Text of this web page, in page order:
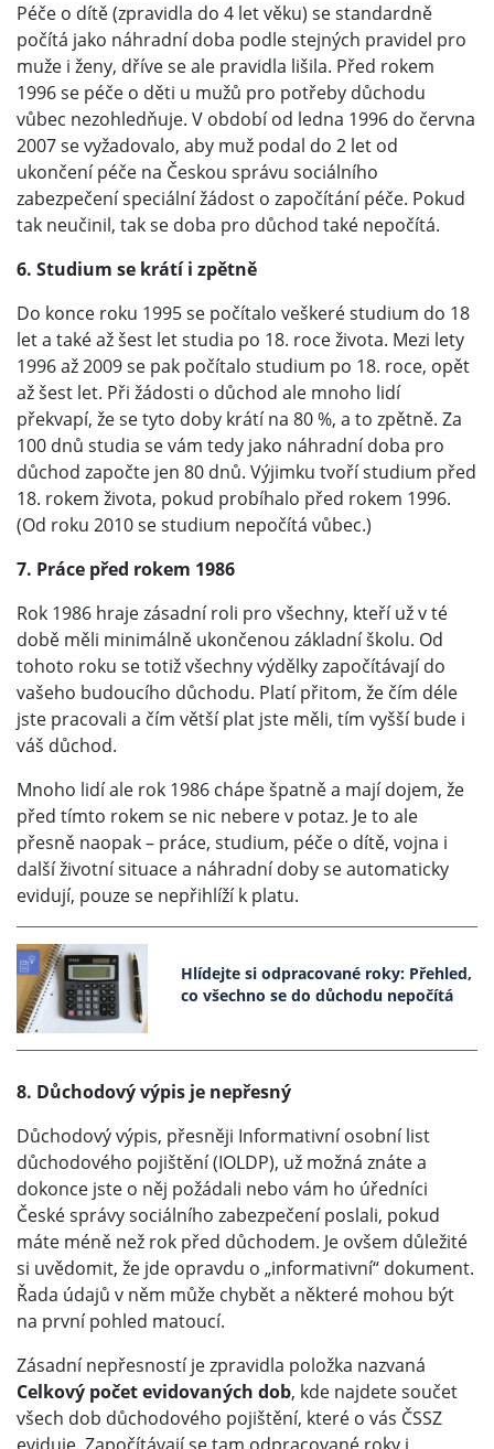
Péče o dítě (zpravidla do 4 let věku) se standardně
počítá jako náhradní doba podle stejných pravidel pro
muže i ženy, dříve se ale pravidla lišila. Před rokem
1996 se péče o děti u mužů pro potřeby důchodu
vůbec nezohledňuje. V období od ledna 1996 do června
2007 se vyžadovalo, aby muž podal do 2 let od
ukončení péče na Českou správu sociálního
zabezpečení speciální žádost o započítání péče. Pokud
tak neučinil, tak se doba pro důchod také nepočítá.
6. Studium se krátí i zpětně
Do konce roku 1995 se počítalo veškeré studium do 18
let a také až šest let studia po 18. roce života. Mezi lety
1996 až 2009 se pak počítalo studium po 18. roce, opět
až šest let. Při žádosti o důchod ale mnoho lidí
překvapí, že se tyto doby krátí na 80 %, a to zpětně. Za
100 dnů studia se vám tedy jako náhradní doba pro
důchod započte jen 80 dnů. Výjimku tvoří studium před
18. rokem života, pokud probíhalo před rokem 1996.
(Od roku 2010 se studium nepočítá vůbec.)
7. Práce před rokem 1986
Rok 1986 hraje zásadní roli pro všechny, kteří už v té
době měli minimálně ukončenou základní školu. Od
tohoto roku se totiž všechny výdělky započítávají do
vašeho budoucího důchodu. Platí přitom, že čím déle
jste pracovali a čím větší plat jste měli, tím vyšší bude i
váš důchod.
Mnoho lidí ale rok 1986 chápe špatně a mají dojem, že
před tímto rokem se nic nebere v potaz. Je to ale
přesně naopak – práce, studium, péče o dítě, vojna i
další životní situace a náhradní doby se automaticky
evidují, pouze se nepřihlíží k platu.
Hlídejte si odpracované roky: Přehled,
co všechno se do důchodu nepočítá
8. Důchodový výpis je nepřesný
Důchodový výpis, přesněji Informativní osobní list
důchodového pojištění (IOLDP), už možná znáte a
dokonce jste o něj požádali nebo vám ho úředníci
České správy sociálního zabezpečení poslali, pokud
máte méně než rok před důchodem. Je ovšem důležité
si uvědomit, že jde opravdu o „informativní“ dokument.
Řada údajů v něm může chybět a některé mohou být
na první pohled matoucí.
Zásadní nepřesností je zpravidla položka nazvaná
Celkový počet evidovaných dob, kde najdete součet
všech dob důchodového pojištění, které o vás ČSSZ